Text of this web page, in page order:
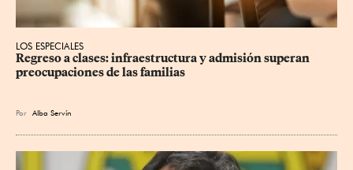
LOS ESPECIALES
Regreso a clases: infraestructura y admisión superan
preocupaciones de las familias
Por Alba Servín